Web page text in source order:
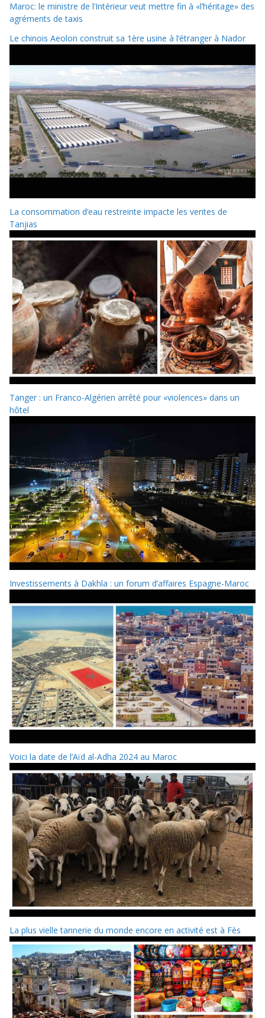
Maroc: le ministre de l’Intérieur veut mettre fin à «l’héritage» des
agréments de taxis
Le chinois Aeolon construit sa 1ère usine à l’étranger à Nador
La consommation d’eau restreinte impacte les ventes de
Tanjias
Tanger : un Franco-Algérien arrêté pour «violences» dans un
hôtel
Investissements à Dakhla : un forum d’affaires Espagne-Maroc
Voici la date de l’Aïd al-Adha 2024 au Maroc
La plus vielle tannerie du monde encore en activité est à Fès